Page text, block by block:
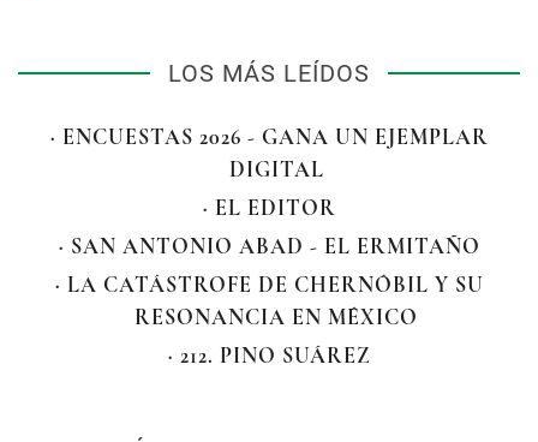
LOS MÁS LEÍDOS
· ENCUESTAS 2026 - GANA UN EJEMPLAR
DIGITAL
· EL EDITOR
· SAN ANTONIO ABAD - EL ERMITAÑO
· LA CATÁSTROFE DE CHERNÓBIL Y SU
RESONANCIA EN MÉXICO
· 212. PINO SUÁREZ